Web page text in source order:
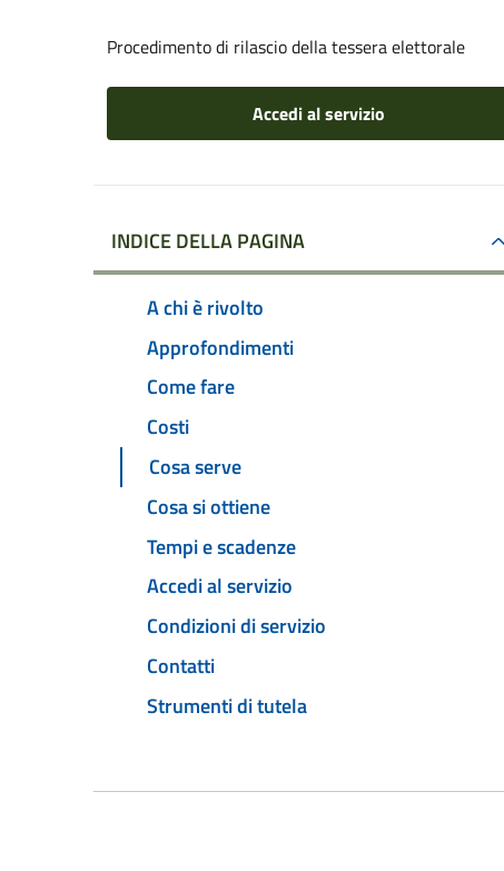
Procedimento di rilascio della tessera elettorale
Accedi al servizio
INDICE DELLA PAGINA
A chi è rivolto
Approfondimenti
Come fare
Costi
Cosa serve
Cosa si ottiene
Tempi e scadenze
Accedi al servizio
Condizioni di servizio
Contatti
Strumenti di tutela